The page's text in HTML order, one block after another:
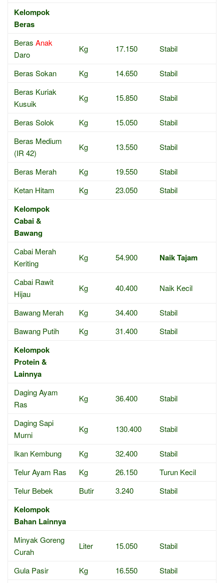
Kelompok
Beras
Beras Anak
Daro
Kg 17.150 Stabil
Beras Sokan Kg 14.650
Stabil
Beras Kuriak
Kusuik
Kg 15.850 Stabil
Beras Solok Kg 15.050
Stabil
Beras Medium
(IR 42)
Kg 13.550 Stabil
Beras Merah Kg 19.550
Stabil
Ketan Hitam
Kg 23.050 Stabil
Kelompok
Cabai &
Bawang
Cabai Merah
Keriting
Kg 54.900 Naik Tajam
Cabai Rawit
Hijau
Kg 40.400 Naik Kecil
Bawang Merah Kg 34.400
Stabil
Bawang Putih
Kg 31.400 Stabil
Kelompok
Protein &
Lainnya
Daging Ayam
Ras
Kg 36.400 Stabil
Daging Sapi
Murni
Kg 130.400 Stabil
Ikan Kembung Kg 32.400
Stabil
Telur Ayam Ras
Kg 26.150
Turun Kecil
Telur Bebek
Butir 3.240 Stabil
Kelompok
Bahan Lainnya
Minyak Goreng
Curah
Liter 15.050 Stabil
Gula Pasir Kg 16.550 Stabil